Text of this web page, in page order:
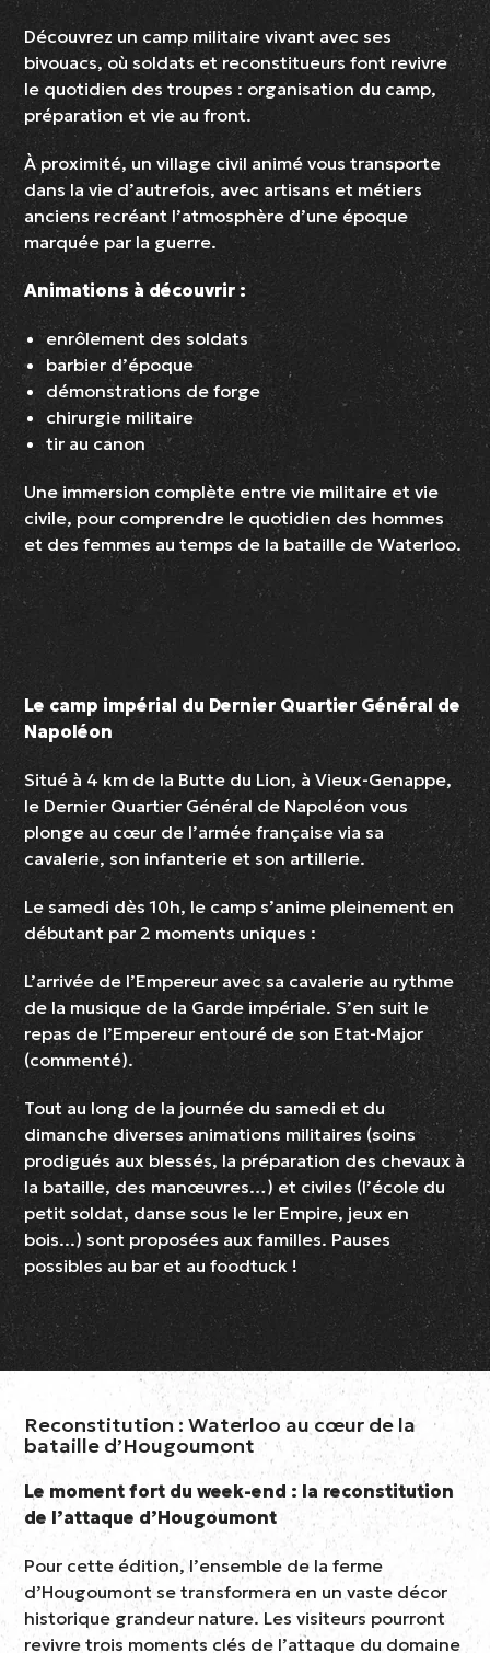
Découvrez un camp militaire vivant avec ses
bivouacs, où soldats et reconstitueurs font revivre
le quotidien des troupes : organisation du camp,
préparation et vie au front.
À proximité, un village civil animé vous transporte
dans la vie d’autrefois, avec artisans et métiers
anciens recréant l’atmosphère d’une époque
marquée par la guerre.
Animations à découvrir :
enrôlement des soldats
barbier d’époque
démonstrations de forge
chirurgie militaire
tir au canon
Une immersion complète entre vie militaire et vie
civile, pour comprendre le quotidien des hommes
et des femmes au temps de la bataille de Waterloo.
Le camp impérial du Dernier Quartier Général de
Napoléon
Situé à 4 km de la Butte du Lion, à Vieux-Genappe,
le Dernier Quartier Général de Napoléon vous
plonge au cœur de l’armée française via sa
cavalerie, son infanterie et son artillerie.
Le samedi dès 10h, le camp s’anime pleinement en
débutant par 2 moments uniques :
L’arrivée de l’Empereur avec sa cavalerie au rythme
de la musique de la Garde impériale. S’en suit le
repas de l’Empereur entouré de son Etat-Major
(commenté).
Tout au long de la journée du samedi et du
dimanche diverses animations militaires (soins
prodigués aux blessés, la préparation des chevaux à
la bataille, des manœuvres…) et civiles (l’école du
petit soldat, danse sous le Ier Empire, jeux en
bois...) sont proposées aux familles. Pauses
possibles au bar et au foodtuck !
Reconstitution : Waterloo au cœur de la
bataille d’Hougoumont
Le moment fort du week-end : la reconstitution
de l’attaque d’Hougoumont
Pour cette édition, l’ensemble de la ferme
d’Hougoumont se transformera en un vaste décor
historique grandeur nature. Les visiteurs pourront
revivre trois moments clés de l’attaque du domaine